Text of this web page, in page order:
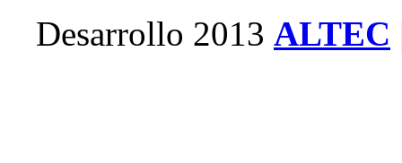
Desarrollo 2013 ALTEC